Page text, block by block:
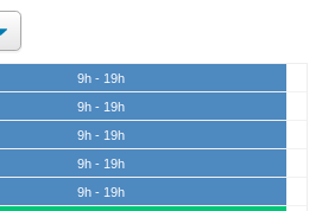
9h - 19h
9h - 19h
9h - 19h
9h - 19h
9h - 19h